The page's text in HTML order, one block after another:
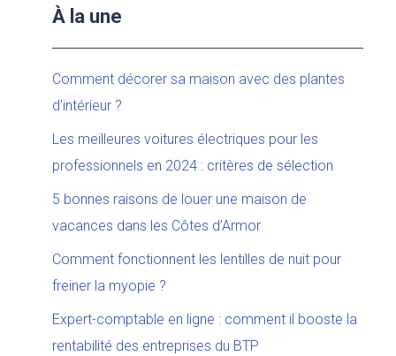
À la une
Comment décorer sa maison avec des plantes
d’intérieur ?
Les meilleures voitures électriques pour les
professionnels en 2024 : critères de sélection
5 bonnes raisons de louer une maison de
vacances dans les Côtes d’Armor
Comment fonctionnent les lentilles de nuit pour
freiner la myopie ?
Expert-comptable en ligne : comment il booste la
rentabilité des entreprises du BTP